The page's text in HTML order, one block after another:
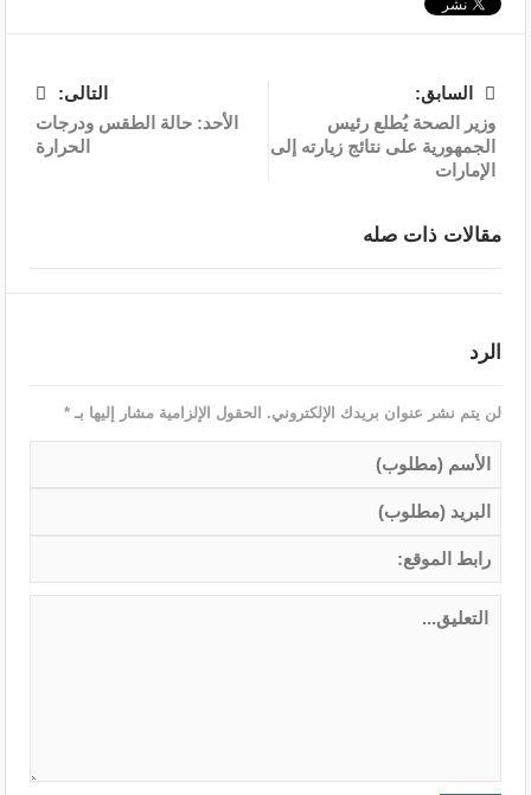
السابق:
وزير الصحة يُطلع رئيس
الجمهورية على نتائج زيارته إلى
الإمارات
التالى:
الأحد: حالة الطقس ودرجات
الحرارة
مقالات ذات صله
الرد
لن يتم نشر عنوان بريدك الإلكتروني. الحقول الإلزامية مشار إليها بـ*